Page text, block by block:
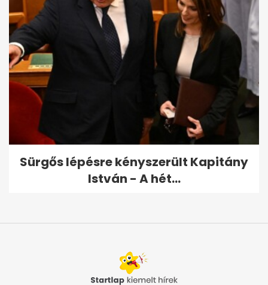
Sürgős lépésre kényszerült Kapitány
István - A hét...